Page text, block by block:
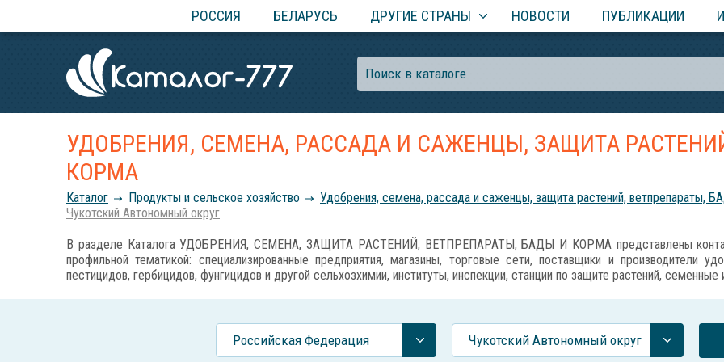
РОССИЯ БЕЛАРУСЬ ДРУГИЕ СТРАНЫ НОВОСТИ ПУБЛИКАЦИИ
УДОБРЕНИЯ, СЕМЕНА, РАССАДА И САЖЕНЦЫ, ЗАЩИТА
КОРМА
Каталог Продукты и сельское хозяйство
Удобрения, семена, рассада и саженцы, защита растений, ветпрепараты,
Чукотский Автономный округ
В разделе Каталога УДОБРЕНИЯ, СЕМЕНА, ЗАЩИТА РАСТЕНИЙ, ВЕТПРЕПАРАТЫ, БАДЫ И КОРМА представлены
профильной тематикой: специализированные предприятия, магазины, торговые сети, поставщики и производители
пестицидов, гербицидов, фунгицидов и другой сельхозхимии, институты, инспекции, станции по защите растений,
Российcкая Федерация Чукотский Автономный округ